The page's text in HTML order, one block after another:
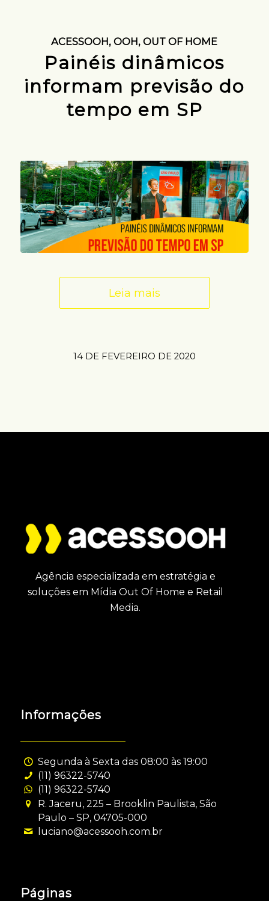
ACESSOOH,OOH,OUT OF HOME
Painéis dinâmicos
informam previsão do
tempo em SP
Leia mais
14 DE FEVEREIRO DE 2020
Agência especializada em estratégia e
soluções em Mídia Out Of Home e Retail
Media.
Informações
Segunda à Sexta das 08:00 às 19:00
(11) 96322-5740
(11) 96322-5740
R. Jaceru, 225 – Brooklin Paulista, São
Paulo – SP, 04705-000
luciano@acessooh.com.br
Páginas